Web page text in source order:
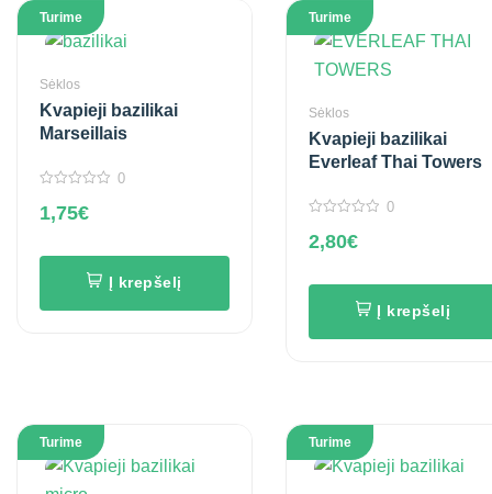
Turime
Sėklos
Kvapieji bazilikai
Marseillais
out
of
0
1,75€
Į krepšelį
Turime
Sėklos
Kvapieji bazilikai
Everleaf Thai Towers
out
of
0
2,80€
Į krepšelį
Turime Turime